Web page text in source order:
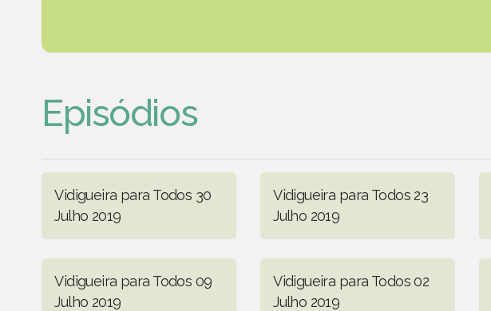
Episódios
Vidigueira para Todos 30
Julho 2019
Vidigueira para Todos 23
Julho 2019
Vidigueira para Todos 09
Julho 2019
Vidigueira para Todos 02
Julho 2019